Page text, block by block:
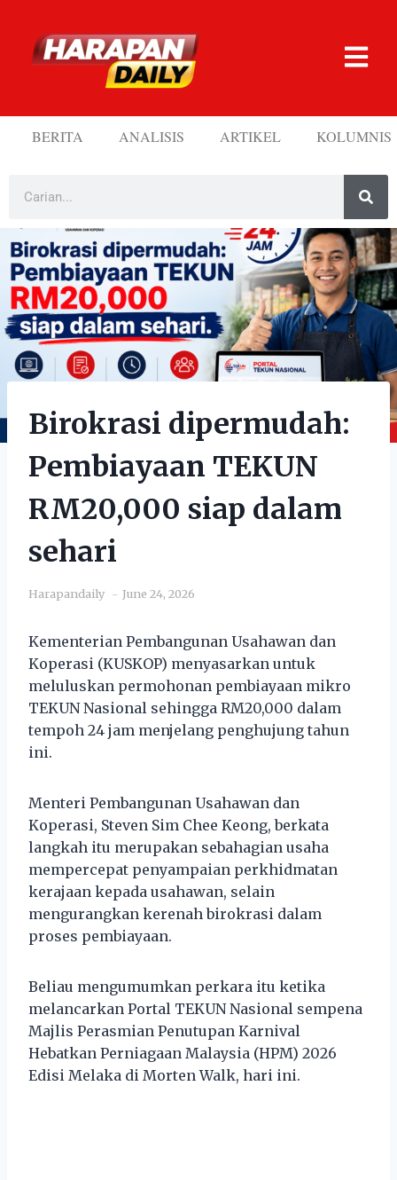
BERITA ANALISIS ARTIKEL KOLUMNIS
Birokrasi dipermudah:
Pembiayaan TEKUN
RM20,000 siap dalam
sehari
Harapandaily June 24, 2026
Kementerian Pembangunan Usahawan dan
Koperasi (KUSKOP) menyasarkan untuk
meluluskan permohonan pembiayaan mikro
TEKUN Nasional sehingga RM20,000 dalam
tempoh 24 jam menjelang penghujung tahun
ini.
Menteri Pembangunan Usahawan dan
Koperasi, Steven Sim Chee Keong, berkata
langkah itu merupakan sebahagian usaha
mempercepat penyampaian perkhidmatan
kerajaan kepada usahawan, selain
mengurangkan kerenah birokrasi dalam
proses pembiayaan.
Beliau mengumumkan perkara itu ketika
melancarkan Portal TEKUN Nasional sempena
Majlis Perasmian Penutupan Karnival
Hebatkan Perniagaan Malaysia (HPM) 2026
Edisi Melaka di Morten Walk, hari ini.